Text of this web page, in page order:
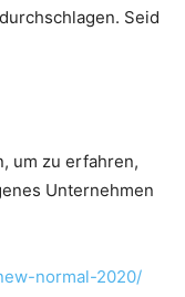
Seid
um zu erfahren,
Unternehmen
normal-2020/